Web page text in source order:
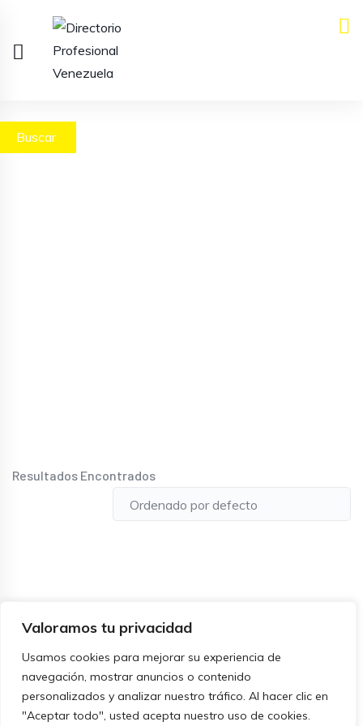
Valoramos tu privacidad
Usamos cookies para mejorar su experiencia de
navegación, mostrar anuncios o contenido
personalizados y analizar nuestro tráfico. Al hacer clic en
"Aceptar todo", usted acepta nuestro uso de cookies.
Buscar
Resultados Encontrados